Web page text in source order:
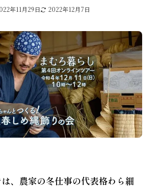
年11月29日 2022年12月7日
、農家の冬仕事の代表格わら細